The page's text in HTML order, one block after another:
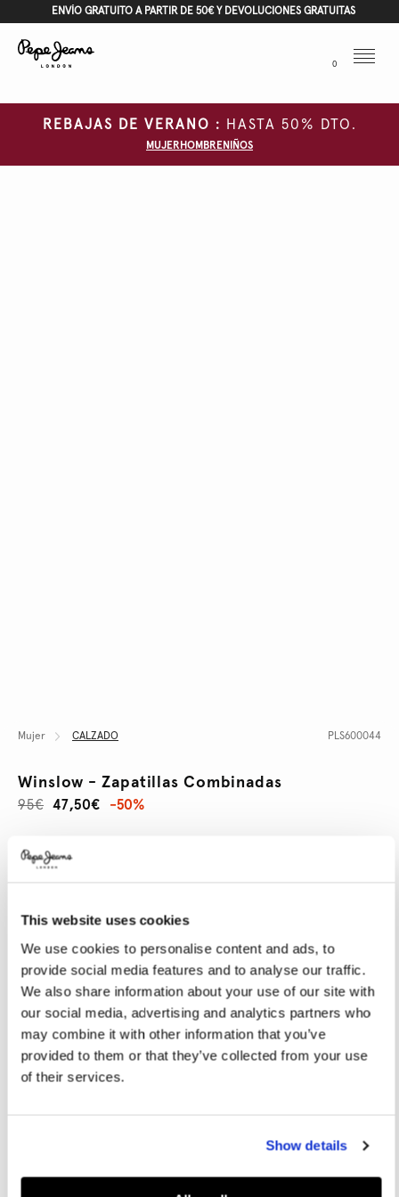
This website uses cookies
We use cookies to personalise content and ads, to
provide social media features and to analyse our traffic.
We also share information about your use of our site with
our social media, advertising and analytics partners who
may combine it with other information that you’ve
provided to them or that they’ve collected from your use
of their services.
Show details
ENVÍO GRATUITO A PARTIR DE 50€ Y DEVOLUCIONES GRATUITAS
0
Menu
REBAJAS DE VERANO : HASTA 50% DTO.
MUJER HOMBRENIÑOS
Mujer CALZADO PLS600044
Winslow - Zapatillas Combinadas
47,50€
95€ -50%
Promotions
Variations
COLORES:
SELECCIONAR TALLA:
36 37 38 39 40
41
Guía de tallas